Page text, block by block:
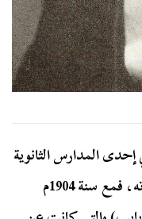
المدارس الثانوية
بهولندا، ولم يكن يهوديًا متدينًا في بداياته، فمع سنة 1904م